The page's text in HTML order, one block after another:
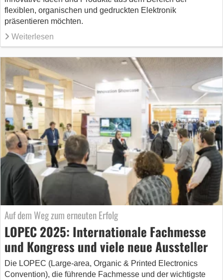
flexiblen, organischen und gedruckten Elektronik
präsentieren möchten.
Weiterlesen
Auf dem Weg zum erneuten Erfolg
LOPEC 2025: Internationale Fachmesse
und Kongress und viele neue Aussteller
Die LOPEC (Large-area, Organic & Printed Electronics
Convention), die führende Fachmesse und der wichtigste